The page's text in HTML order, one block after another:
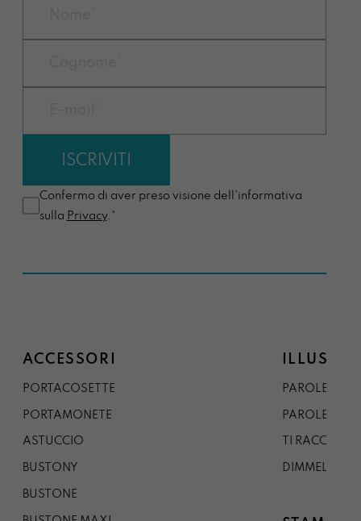
Confermo di aver preso visione dell'informativa
sulla Privacy.*
ACCESSORI
PORTACOSETTE
PORTAMONETE
ASTUCCIO
BUSTONY
BUSTONE
PAROLE DAL
PAROLE DA
TI
DIMMELO